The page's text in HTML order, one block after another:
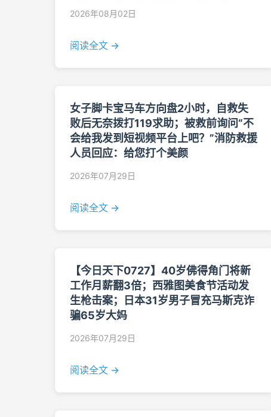
2026年08月02日
阅读全文 →
女子脚卡宝马车方向盘2小时，自救失
败后无奈拨打119求助；被救前询问“不
会给我发到短视频平台上吧？”消防救援
人员回应：给您打个美颜
2026年07月29日
阅读全文 →
【今日天下0727】40岁佛得角门将新
工作月薪翻3倍；西雅图美食节活动发
生枪击案；日本31岁男子冒充马斯克诈
骗65岁大妈
2026年07月29日
阅读全文 →